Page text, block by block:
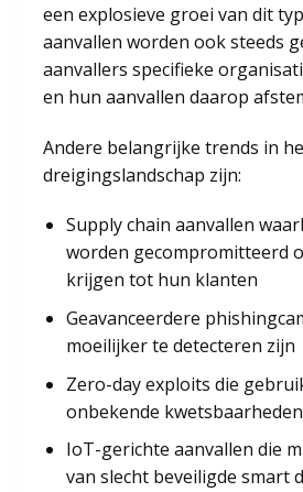
een explosieve groei van dit
aanvallen worden ook steeds
aanvallers specifieke
en hun aanvallen daarop
Andere belangrijke trends in
dreigingslandschap zijn:
Supply chain aanvallen
worden gecompromitteerd
krijgen tot hun klanten
Geavanceerdere
moeilijker te detecteren zijn
Zero-day exploits die
onbekende kwetsbaarheden
IoT-gerichte aanvallen die
van slecht beveiligde smart